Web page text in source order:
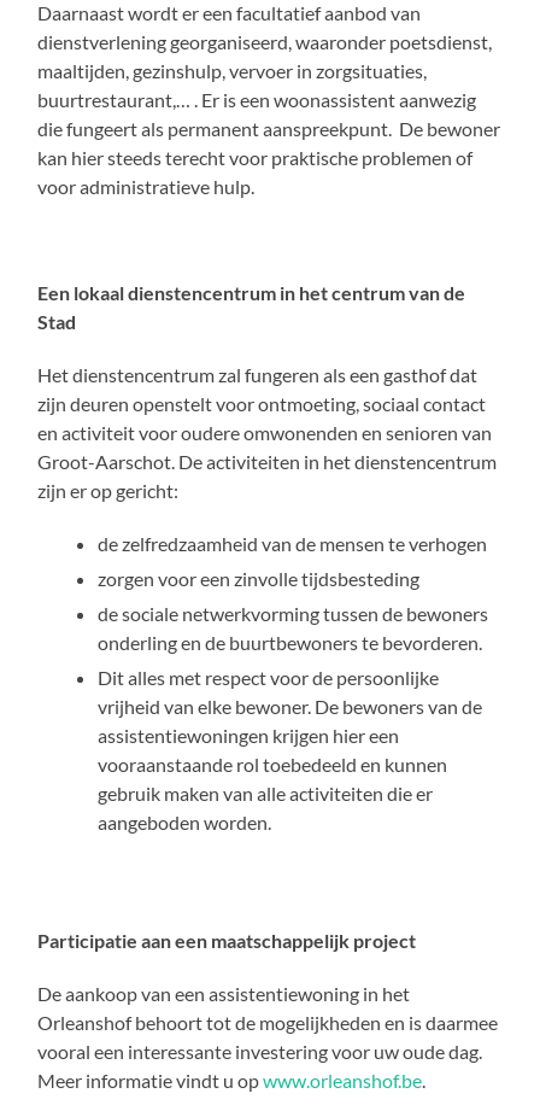
Daarnaast wordt er een facultatief aanbod van
dienstverlening georganiseerd, waaronder poetsdienst,
maaltijden, gezinshulp, vervoer in zorgsituaties,
buurtrestaurant,… . Er is een woonassistent aanwezig
die fungeert als permanent aanspreekpunt. De bewoner
kan hier steeds terecht voor praktische problemen of
voor administratieve hulp.
Een lokaal dienstencentrum in het centrum van de
Stad
Het dienstencentrum zal fungeren als een gasthof dat
zijn deuren openstelt voor ontmoeting, sociaal contact
en activiteit voor oudere omwonenden en senioren van
Groot-Aarschot. De activiteiten in het dienstencentrum
zijn er op gericht:
de zelfredzaamheid van de mensen te verhogen
zorgen voor een zinvolle tijdsbesteding
de sociale netwerkvorming tussen de bewoners
onderling en de buurtbewoners te bevorderen.
Dit alles met respect voor de persoonlijke
vrijheid van elke bewoner. De bewoners van de
assistentiewoningen krijgen hier een
vooraanstaande rol toebedeeld en kunnen
gebruik maken van alle activiteiten die er
aangeboden worden.
Participatie aan een maatschappelijk project
De aankoop van een assistentiewoning in het
Orleanshof behoort tot de mogelijkheden en is daarmee
vooral een interessante investering voor uw oude dag.
Meer informatie vindt u opwww.orleanshof.be.